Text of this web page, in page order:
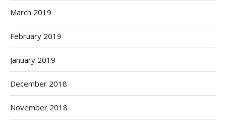
March 2019
February 2019
January 2019
December 2018
November 2018